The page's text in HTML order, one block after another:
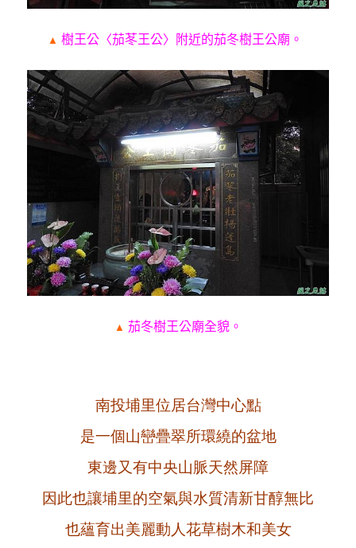
▲ 樹王公〈茄苳王公〉附近的茄冬樹王公廟。
▲ 茄冬樹王公廟全貌。
南投埔里位居台灣中心點
是一個山巒疊翠所環繞的盆地
東邊又有中央山脈天然屏障
因此也讓埔里的空氣與水質清新甘醇無比
也蘊育出美麗動人花草樹木和美女